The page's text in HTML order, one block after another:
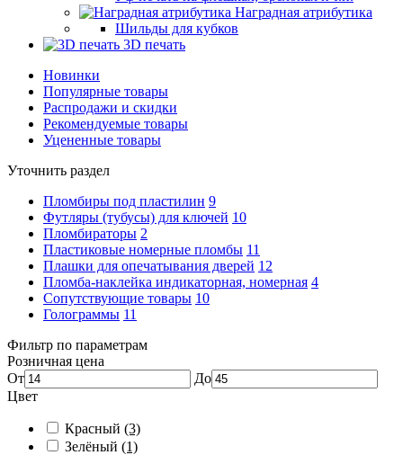
Наградная атрибутика
Шильды для кубков
3D печать
Новинки
Популярные товары
Распродажи и скидки
Рекомендуемые товары
Уцененные товары
Уточнить раздел
Пломбиры под пластилин 9
Футляры (тубусы) для ключей 10
Пломбираторы 2
Пластиковые номерные пломбы 11
Плашки для опечатывания дверей 12
Пломба-наклейка индикаторная, номерная 4
Сопутствующие товары 10
Голограммы 11
Фильтр по параметрам
Розничная цена
От
До
Цвет
Красный (3)
Зелёный (1)